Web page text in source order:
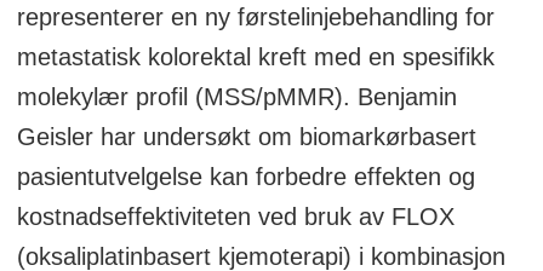
representerer en ny førstelinjebehandling for
metastatisk kolorektal kreft med en spesifikk
molekylær profil (MSS/pMMR). Benjamin
Geisler har undersøkt om biomarkørbasert
pasientutvelgelse kan forbedre effekten og
kostnadseffektiviteten ved bruk av FLOX
(oksaliplatinbasert kjemoterapi) i kombinasjon